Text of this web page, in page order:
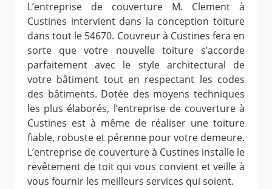
L’entreprise de couverture M. Clement à
Custines intervient dans la conception toiture
dans tout le 54670. Couvreur à Custines fera en
sorte que votre nouvelle toiture s’accorde
parfaitement avec le style architectural de
votre bâtiment tout en respectant les codes
des bâtiments. Dotée des moyens techniques
les plus élaborés, l’entreprise de couverture à
Custines est à même de réaliser une toiture
fiable, robuste et pérenne pour votre demeure.
L’entreprise de couverture à Custines installe le
revêtement de toit qui vous convient et veille à
vous fournir les meilleurs services qui soient.